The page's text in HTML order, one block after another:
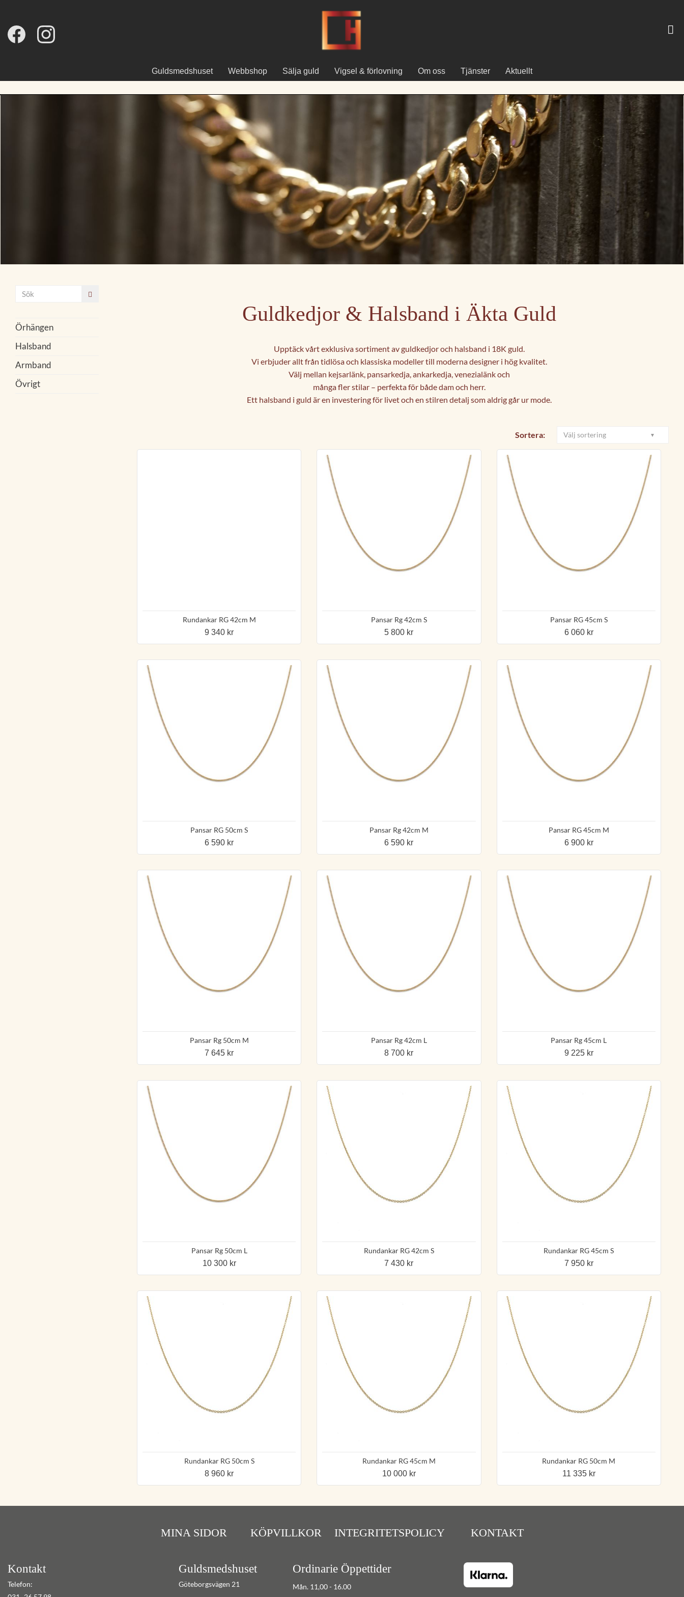
Guldsmedshuset Webbshop Sälja guld Vigsel & förlovning Om oss Tjänster Aktuellt
Örhängen
Halsband
Armband
Övrigt
Guldkedjor & Halsband i Äkta Guld
Upptäck vårt exklusiva sortiment av guldkedjor och halsband i 18K guld.
Vi erbjuder allt från tidlösa och klassiska modeller till moderna designer i hög kvalitet.
Välj mellan kejsarlänk, pansarkedja, ankarkedja, venezialänk och
många fler stilar – perfekta för både dam och herr.
Ett halsband i guld är en investering för livet och en stilren detalj som aldrig går ur mode.
Välj sortering
Sortera:
Rundankar RG 42cm M
9 340 kr
Pansar Rg 42cm S
5 800 kr
Pansar RG 45cm S
6 060 kr
Pansar RG 50cm S
6 590 kr
Pansar Rg 42cm M
6 590 kr
Pansar RG 45cm M
6 900 kr
Pansar Rg 50cm M
7 645 kr
Pansar Rg 42cm L
8 700 kr
Pansar Rg 45cm L
9 225 kr
Pansar Rg 50cm L
10 300 kr
Rundankar RG 42cm S
7 430 kr
Rundankar RG 45cm S
7 950 kr
Rundankar RG 50cm S
8 960 kr
Rundankar RG 45cm M
10 000 kr
Rundankar RG 50cm M
11 335 kr
MINA SIDOR KÖPVILLKOR INTEGRITETSPOLICY KONTAKT
Kontakt
Telefon:
Guldsmedshuset
Göteborgsvägen 21
Ordinarie Öppettider
Mån. 11,00 - 16.00